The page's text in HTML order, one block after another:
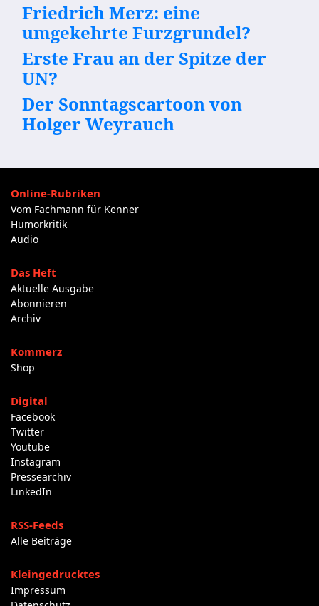
Friedrich Merz: eine
umgekehrte Furzgrundel?
Erste Frau an der Spitze der
UN?
Der Sonntagscartoon von
Holger Weyrauch
Online-Rubriken
Vom Fachmann für Kenner
Humorkritik
Audio
Das Heft
Aktuelle Ausgabe
Abonnieren
Archiv
Kommerz
Shop
Digital
Facebook
Twitter
Youtube
Instagram
Pressearchiv
LinkedIn
RSS-Feeds
Alle Beiträge
Kleingedrucktes
Impressum